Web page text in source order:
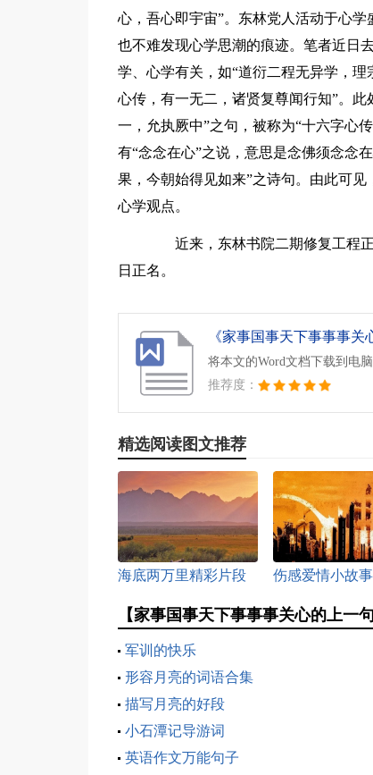
心，吾心即宇宙”。东林党人活动于心
也不难发现心学思潮的痕迹。笔者近日
学、心学有关，如“道衍二程无异学，
心传，有一无二，诸贤复尊闻行知”。
一，允执厥中”之句，被称为“十六字心
有“念念在心”之说，意思是念佛须念念
果，今朝始得见如来”之诗句。由此可
心学观点。
近来，东林书院二期修复工程正
日正名。
《家事国事天下事事事关
将本文的Word文档下载到电
推荐度：
精选阅读图文推荐
海底两万里精彩片段 伤感爱情小故事
【家事国事天下事事事关心的上一
军训的快乐
形容月亮的词语合集
描写月亮的好段
小石潭记导游词
英语作文万能句子